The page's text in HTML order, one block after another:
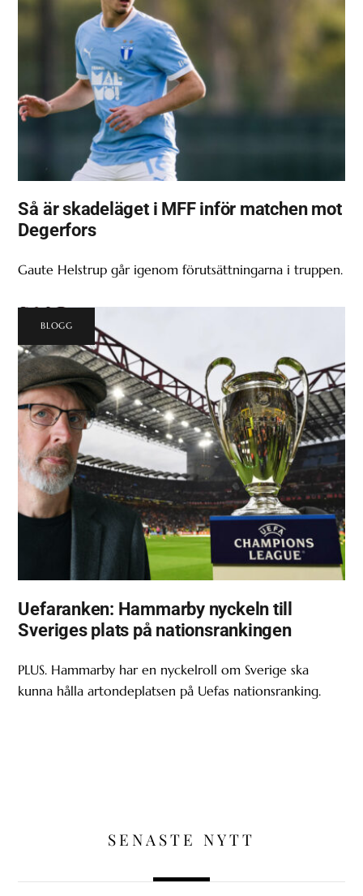
Så är skadeläget i MFF inför matchen mot
Degerfors
Gaute Helstrup går igenom förutsättningarna i truppen.
BLOGG
Uefaranken: Hammarby nyckeln till
Sveriges plats på nationsrankingen
PLUS. Hammarby har en nyckelroll om Sverige ska
kunna hålla artondeplatsen på Uefas nationsranking.
SENASTE NYTT